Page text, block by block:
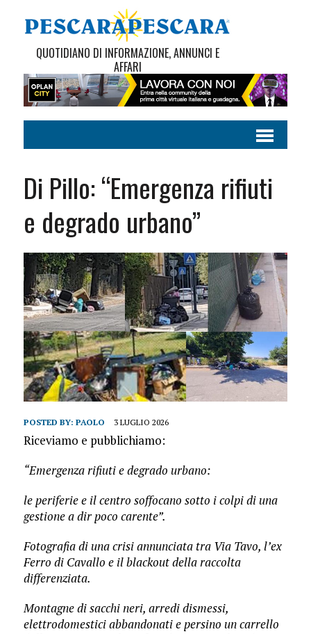
QUOTIDIANO DI INFORMAZIONE, ANNUNCI E
AFFARI
Di Pillo: “Emergenza rifiuti
e degrado urbano”
POSTED BY: PAOLO 3 LUGLIO 2026
Riceviamo e pubblichiamo:
“Emergenza rifiuti e degrado urbano:
le periferie e il centro soffocano sotto i colpi di una
gestione a dir poco carente”.
Fotografia di una crisi annunciata tra Via Tavo, l’ex
Ferro di Cavallo e il blackout della raccolta
differenziata.
Montagne di sacchi neri, arredi dismessi,
elettrodomestici abbandonati e persino un carrello